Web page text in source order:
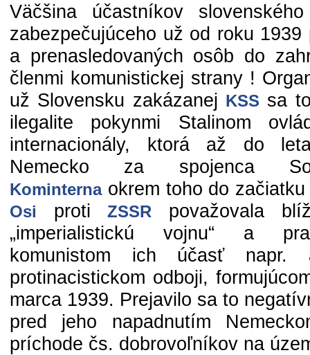
Väčšina účastníkov
zabezpečujúceho už od roku
a prenasledovaných osôb do
členmi komunistickej strany !
už Slovensku zakázanej KSS sa
ilegalite pokynmi Stalinom
internacionály, ktorá až do
Nemecko za spojenca
Kominternaokrem toho do
Osi protiZSSR
považovala
„imperialistickú vojnu“ a
komunistom ich účasť napr.
protinacistickom odboji,
marca 1939. Prejavilo sa to
pred jeho napadnutím
príchode čs. dobrovoľníkov na